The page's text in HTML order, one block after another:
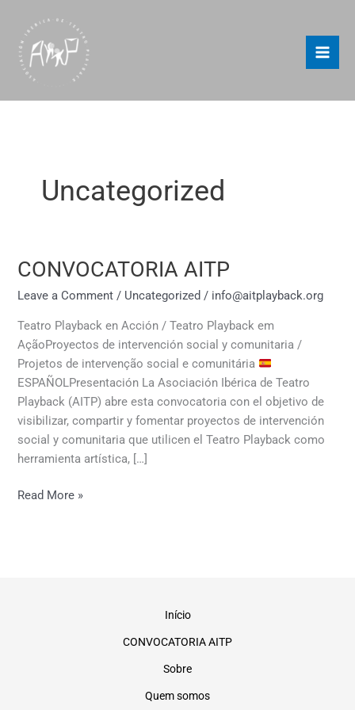
content
Uncategorized
CONVOCATORIA AITP
Leave a Comment / Uncategorized / info@aitplayback.org
Teatro Playback en Acción / Teatro Playback em
AçãoProyectos de intervención social y comunitaria /
Projetos de intervenção social e comunitária
ESPAÑOLPresentación La Asociación Ibérica de Teatro
Playback (AITP) abre esta convocatoria con el objetivo de
visibilizar, compartir y fomentar proyectos de intervención
social y comunitaria que utilicen el Teatro Playback como
herramienta artística, […]
CONVOCATORIA
Read More »
Início
CONVOCATORIA AITP
Sobre
Quem somos